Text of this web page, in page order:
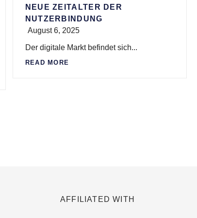
NEUE ZEITALTER DER
NUTZERBINDUNG
August 6, 2025
Der digitale Markt befindet sich...
READ MORE
AFFILIATED WITH